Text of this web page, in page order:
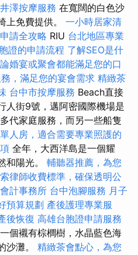
澤按摩服務 在寬闊的白色沙
上免費提供。 一小時居家清
請全攻略 RIU 台北地區專業
證的申請流程 了解SEO是什
婚宴或聚會都能滿足您的口
，滿足您的宴會需求 精緻茶
台中市按摩服務 Beach直接
人街9號，邁阿密國際機場是
代家庭服務，而另一些船隻
人房，適合需要專業照護的
全年，大西洋島是一個耀
和陽光。 輔聽器推薦，為您
律師收費標準，確保透明公
計事務所 台中泡腳服務 月子
預算規劃 產後護理專業服
後恢復 高雄台胞證申請服務
個襯有棕櫚樹，水晶藍色海
沙灘。 精緻茶會點心，為您